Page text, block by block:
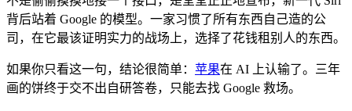
背后站着 Google 的模型。一家习惯了所有东西自己造的公
司，在它最该证明实力的战场上，选择了花钱租别人的东西。
如果你只看这一句，结论很简单： 苹果在 AI 上认输了。三年
画的饼终于交不出自研答卷，只能去找 Google 救场。